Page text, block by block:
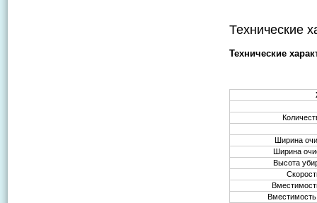
Технические
Технические
Ширина
Ширина
Высота